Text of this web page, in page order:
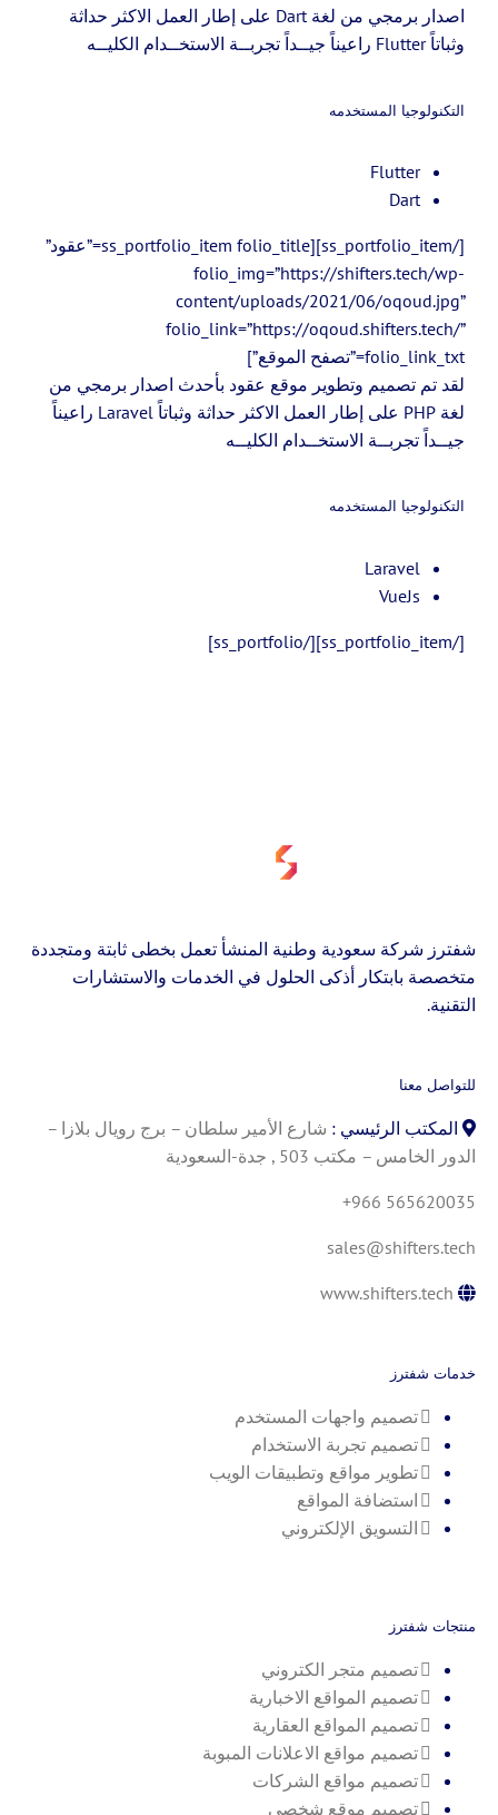
اصدار برمجي من لغة Dart على إطار العمل الاكثر حداثة
وثباتاً Flutter راعيناً جيــداً تجربــة الاستخــدام الكليــه
التكنولوجيا المستخدمه
Flutter
Dart
[/ss_portfolio_item][ss_portfolio_item folio_title=”عقود”
folio_img=”https://shifters.tech/wp-
content/uploads/2021/06/oqoud.jpg”
folio_link=”https://oqoud.shifters.tech/”
folio_link_txt=”تصفح الموقع”]
لقد تم تصميم وتطوير موقع عقود بأحدث اصدار برمجي من
لغة PHP على إطار العمل الاكثر حداثة وثباتاً Laravel راعيناً
جيــداً تجربــة الاستخــدام الكليــه
التكنولوجيا المستخدمه
Laravel
VueJs
[/ss_portfolio_item][/ss_portfolio]
شفترز شركة سعودية وطنية المنشأ تعمل بخطى ثابتة ومتجددة
متخصصة بابتكار أذكى الحلول في الخدمات والاستشارات
التقنية.
للتواصل معنا
المكتب الرئيسي : شارع الأمير سلطان – برج رويال بلازا –
الدور الخامس – مكتب 503 , جدة-السعودية
+966 565620035
sales@shifters.tech
www.shifters.tech
خدمات شفترز
تصميم واجهات المستخدم
تصميم تجربة الاستخدام
تطوير مواقع وتطبيقات الويب
استضافة المواقع
التسويق الإلكتروني
منتجات شفترز
تصميم متجر الكتروني
تصميم المواقع الاخبارية
تصميم المواقع العقارية
تصميم مواقع الاعلانات المبوبة
تصميم مواقع الشركات
تصميم موقع شخصي